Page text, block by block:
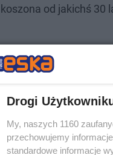
koszona od jakichś 30
Drogi
My, naszych 1160
przechowujemy
standardowe informacje